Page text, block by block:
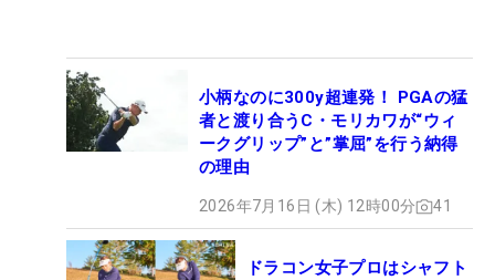
小柄なのに300y超連発！ PGAの猛
者と渡り合うC・モリカワが“ウィ
ークグリップ”と”掌屈”を行う納得
の理由
2026年7月16日 (木) 12時00分 41
ドラコン女子プロはシャフト